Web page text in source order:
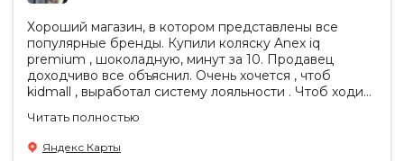
Хороший магазин, в котором представлены все
популярные бренды. Купили коляску Anex iq
premium , шоколадную, минут за 10. Продавец
доходчиво все объяснил. Очень хочется , чтоб
kidmall , выработал систему лояльности . Чтоб ходить
Читать полностью
Яндекс Карты